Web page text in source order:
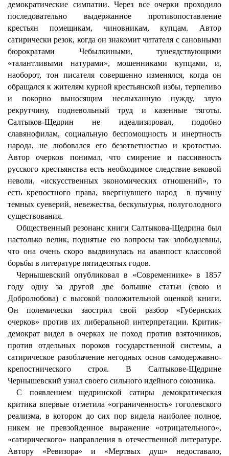
демократические симпатии. Через все очерки проходило
последовательно выдержанное противопоставление
крестьян помещикам, чиновникам, купцам. Автор
сатирически резок, когда он знакомит читателя с сановными
бюрократами Чебылкиными, тунеядствующими
«талантливыми натурами», мошенниками купцами, и,
наоборот, тон писателя совершенно изменялся, когда он
обращался к жителям курной крестьянской избы, терпеливо
и покорно выносящим неслыханную нужду, злую
рекрутчину, подневольный труд и казенные тяготы.
Салтыков-Щедрин не идеализировал, подобно
славянофилам, социальную беспомощность и инертность
народа, не любовался его безответностью и кротостью.
Автор очерков понимал, что смирение и пассивность
русского крестьянства есть необходимое следствие вековой
неволи, «искусственных экономических отношений», то
есть крепостного права, ввергнувшего народ в пучину
темных суеверий, невежества, бескультурья, полуголодного
существования.
Общественный резонанс книги Салтыкова-Щедрина был
настолько велик, поднятые ею вопросы так злободневны,
что она очень скоро выдвинулась на аванпост классовой
борьбы в литературе пятидесятых годов.
Чернышевский опубликовал в «Современнике» в 1857
году одну за другой две большие статьи (свою и
Добролюбова) с высокой положительной оценкой книги.
Он полемически заострил свой разбор «Губернских
очерков» против их либеральной интерпретации. Критик-
демократ видел в очерках не поход против взяточников,
против отдельных пороков государственной системы, а
сатирическое разоблачение негодных основ самодержавно-
крепостнического строя. В Салтыкове-Щедрине
Чернышевский узнал своего сильного идейного союзника.
С появлением щедринской сатиры демократическая
критика впервые отметила «ограниченность» гоголевского
реализма, в котором до сих пор видела наиболее полное,
никем не превзойденное выражение «отрицательного»,
«сатирического» направления в отечественной литературе.
Автору «Ревизора» и «Мертвых душ» недоставало,